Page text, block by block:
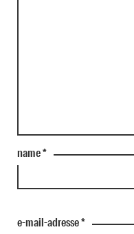
name*
e-mail-adresse*